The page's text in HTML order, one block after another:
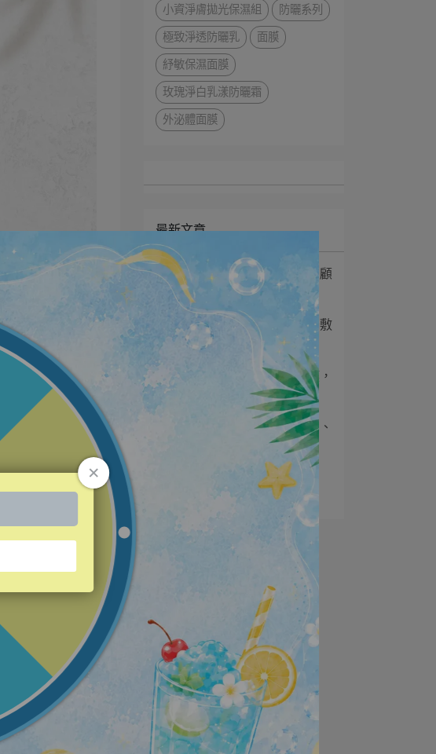
小資淨膚拋光保濕組
防曬系列
極致淨透防曬乳
面膜
紓敏保濕面膜
玫瑰淨白乳漾防曬霜
外泌體面膜
最新文章
特殊美容後要好好保養照顧
不能亂敷美白面⋯
齁！這就是我的新歡啦～敷
完我的肌膚好像在⋯
維格泌芙極光外泌體面膜，
敷完真的不一樣！⋯
上妝不打架、口罩不沾白、
極致淨透防曬乳 是讓你
「看起來沒擦，但膚⋯